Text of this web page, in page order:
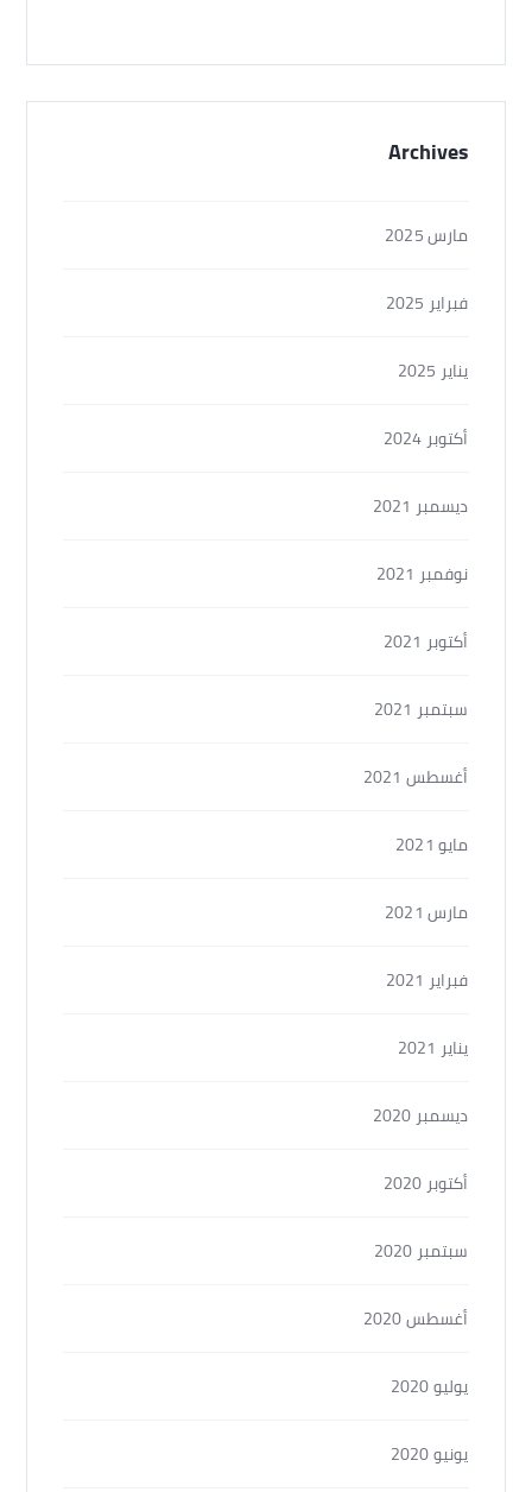
Archives
مارس 2025
فبراير 2025
يناير 2025
أكتوبر 2024
ديسمبر 2021
نوفمبر 2021
أكتوبر 2021
سبتمبر 2021
أغسطس 2021
مايو 2021
مارس 2021
فبراير 2021
يناير 2021
ديسمبر 2020
أكتوبر 2020
سبتمبر 2020
أغسطس 2020
يوليو 2020
يونيو 2020